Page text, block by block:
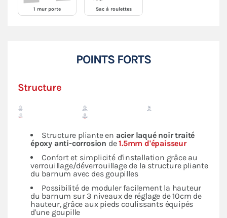
1 mur porte Sac à roulettes
POINTS FORTS
Structure
Structure pliante en acier laqué noir traité
époxy anti-corrosion de1.5mm d'épaisseur
Confort et simplicité d'installation grâce au
verrouillage/déverrouillage de la structure pliante
du barnum avec des goupilles
Possibilité de moduler facilement la hauteur
du barnum sur 3 niveaux de réglage de 10cm de
hauteur, grâce aux pieds coulissants équipés
d'une goupille